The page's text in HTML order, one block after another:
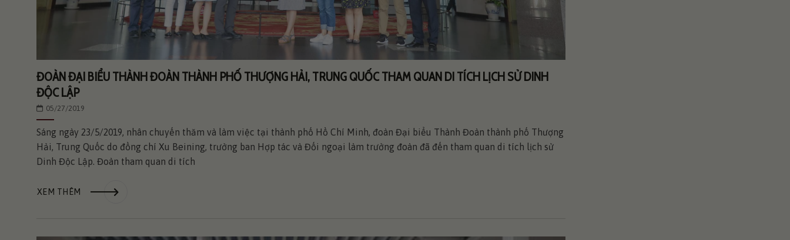
ĐOÀN ĐẠI BIỂU THÀNH ĐOÀN THÀNH PHỐ THƯỢNG HẢI, TRUNG QUỐC THAM QUAN DI TÍCH LỊCH SỬ DINH
ĐỘC LẬP
05/27/2019
Sáng ngày 23/5/2019, nhân chuyến thăm và làm việc tại thành phố Hồ Chí Minh, đoàn Đại biểu Thành Đoàn thành phố Thượng
Hải, Trung Quốc do đồng chí Xu Beining, trưởng ban Hợp tác và Đối ngoại làm trưởng đoàn đã đến tham quan di tích lịch sử
Dinh Độc Lập. Đoàn tham quan di tích
XEM THÊM